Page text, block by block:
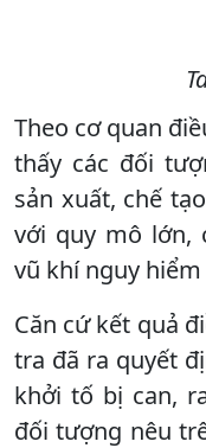
Theo cơ quan
thấy các đối
sản xuất, chế
với quy mô lớn,
vũ khí nguy
Căn cứ kết quả
tra đã ra quyết
khởi tố bị can,
đối tượng nêu